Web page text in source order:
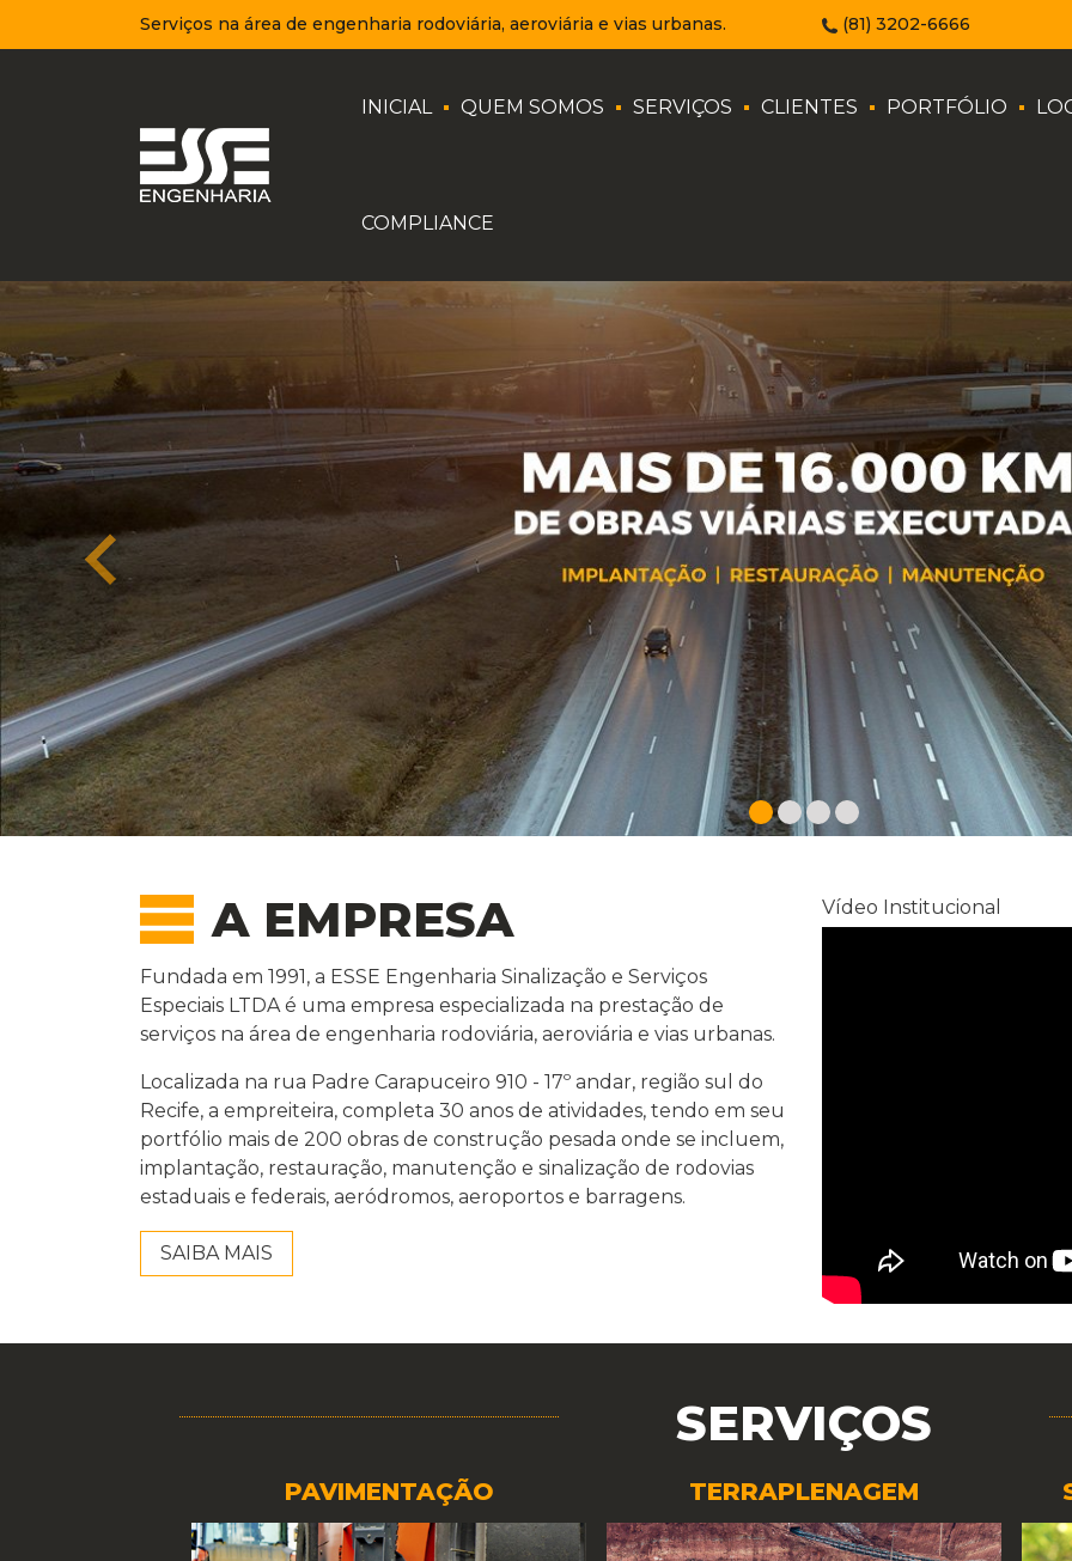
Serviços na área de engenharia rodoviária, aeroviária e vias urbanas. (81) 3202-6666
INICIAL QUEM SOMOS SERVIÇOS CLIENTES PORTFÓLIO
COMPLIANCE
A EMPRESA
Fundada em 1991, a ESSE Engenharia Sinalização e Serviços
Especiais LTDA é uma empresa especializada na prestação de
serviços na área de engenharia rodoviária, aeroviária e vias urbanas.
Localizada na rua Padre Carapuceiro 910 - 17º andar, região sul do
Recife, a empreiteira, completa 30 anos de atividades, tendo em seu
portfólio mais de 200 obras de construção pesada onde se incluem,
implantação, restauração, manutenção e sinalização de rodovias
estaduais e federais, aeródromos, aeroportos e barragens.
SAIBA MAIS
Vídeo Institucional
SERVIÇOS
TERRAPLENAGEM SINALIZAÇÃO VERTICAL